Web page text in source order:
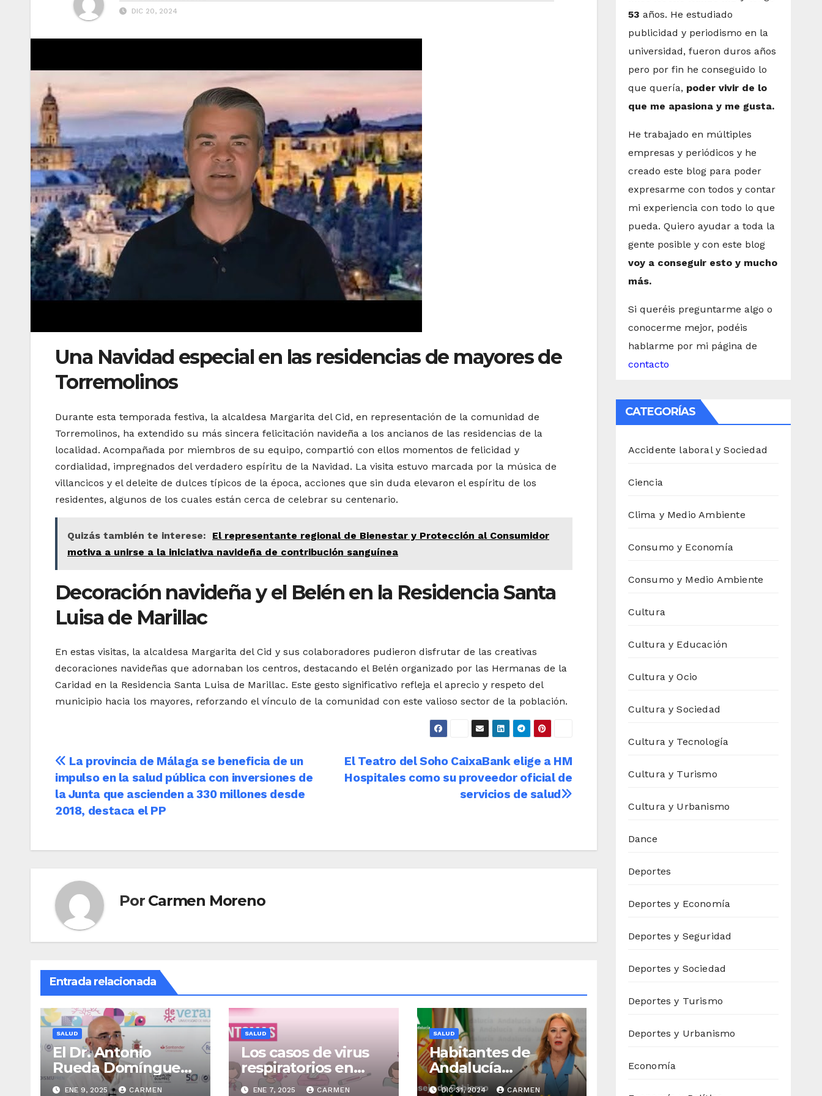
DIC 20, 2024
Una Navidad especial en las residencias de mayores de
Torremolinos
Durante esta temporada festiva, la alcaldesa Margarita del Cid, en representación de la comunidad de
Torremolinos, ha extendido su más sincera felicitación navideña a los ancianos de las residencias de la
localidad. Acompañada por miembros de su equipo, compartió con ellos momentos de felicidad y
cordialidad, impregnados del verdadero espíritu de la Navidad. La visita estuvo marcada por la música de
villancicos y el deleite de dulces típicos de la época, acciones que sin duda elevaron el espíritu de los
residentes, algunos de los cuales están cerca de celebrar su centenario.
Quizás también te interese:
El representante regional de Bienestar y Protección al Consumidor
motiva a unirse a la iniciativa navideña de contribución sanguínea
Decoración navideña y el Belén en la Residencia Santa
Luisa de Marillac
En estas visitas, la alcaldesa Margarita del Cid y sus colaboradores pudieron disfrutar de las creativas
decoraciones navideñas que adornaban los centros, destacando el Belén organizado por las Hermanas de la
Caridad en la Residencia Santa Luisa de Marillac. Este gesto significativo refleja el aprecio y respeto del
municipio hacia los mayores, reforzando el vínculo de la comunidad con este valioso sector de la población.
Navegación
de
entradas
El Teatro del Soho CaixaBank elige a HM
Hospitales como su proveedor oficial de
servicios de salud
La provincia de Málaga se beneficia de un
impulso en la salud pública con inversiones de
la Junta que ascienden a 330 millones desde
2018, destaca el PP
Por Carmen Moreno
Entrada relacionada
SALUD
El Dr. Antonio
Rueda Domínguez,
destacado
ENE 9, 2025 CARMEN
SALUD
Los casos de virus
respiratorios en
andalucía alcanzan
ENE 7, 2025 CARMEN
SALUD
Habitantes de
Andalucía
completan
DIC 31, 2024 CARMEN
53 años. He estudiado
publicidad y periodismo en la
universidad, fueron duros años
pero por fin he conseguido lo
que quería, poder vivir de lo
que me apasiona y me gusta.
He trabajado en múltiples
empresas y periódicos y he
creado este blog para poder
expresarme con todos y contar
mi experiencia con todo lo que
pueda. Quiero ayudar a toda la
gente posible y con este blog
voy a conseguir esto y mucho
más.
Si queréis preguntarme algo o
conocerme mejor, podéis
hablarme por mi página de
contacto
CATEGORÍAS
Accidente laboral y Sociedad
Ciencia
Clima y Medio Ambiente
Consumo y Economía
Consumo y Medio Ambiente
Cultura
Cultura y Educación
Cultura y Ocio
Cultura y Sociedad
Cultura y Tecnología
Cultura y Turismo
Cultura y Urbanismo
Dance
Deportes
Deportes y Economía
Deportes y Seguridad
Deportes y Sociedad
Deportes y Turismo
Deportes y Urbanismo
Economía